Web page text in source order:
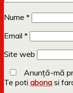
Nume *
Email *
Site web
Anunță-mă
Te poti abona si